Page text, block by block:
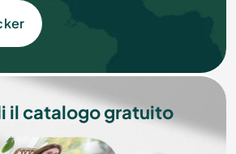
il catalogo gratuito